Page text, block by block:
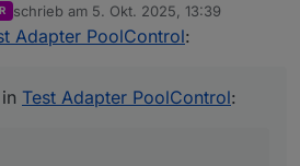
(z. B. für Wärmetauscher)
Resetbutton eingefügt. Er setzt alle
schrieb am 5. Okt. 2025, 13:39
zuletzt editiert von
Adapter PoolControl:
Test Adapter PoolControl: